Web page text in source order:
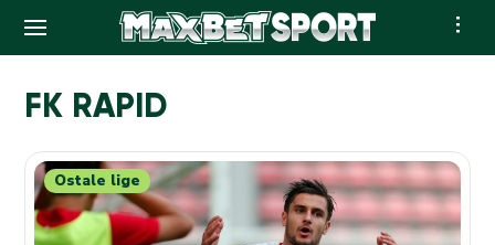
content
FK RAPID
Ostale lige